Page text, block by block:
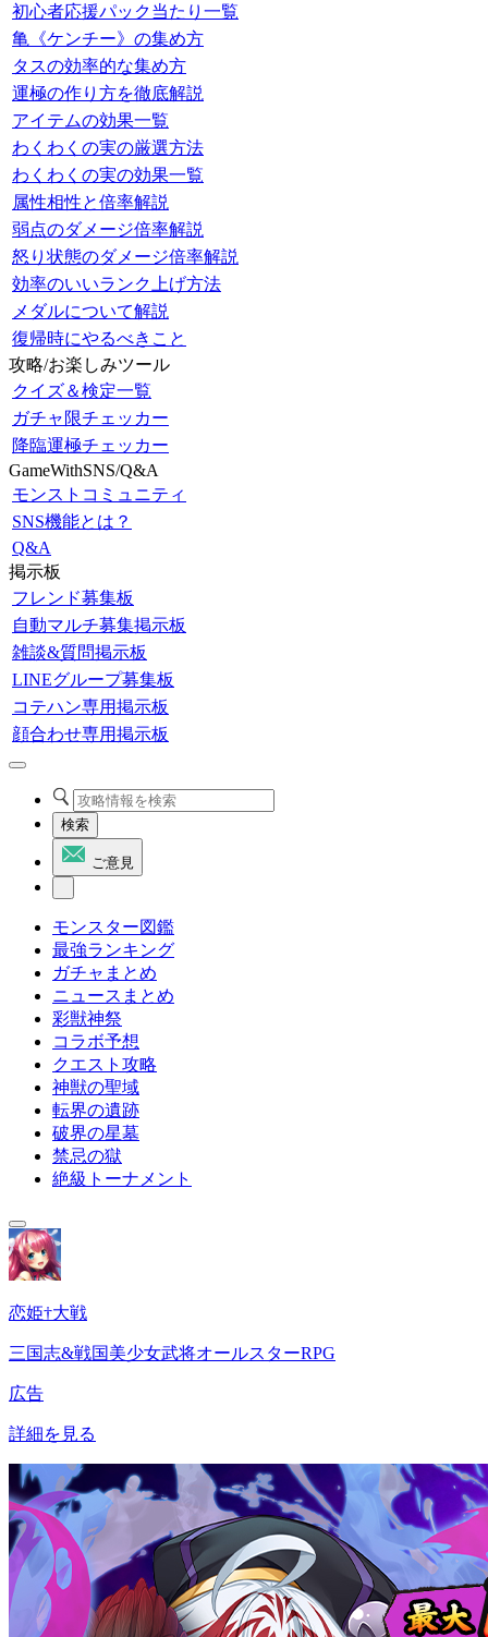
初心者応援パック当たり一覧
亀《ケンチー》の集め方
タスの効率的な集め方
運極の作り方を徹底解説
アイテムの効果一覧
わくわくの実の厳選方法
わくわくの実の効果一覧
属性相性と倍率解説
弱点のダメージ倍率解説
怒り状態のダメージ倍率解説
効率のいいランク上げ方法
メダルについて解説
復帰時にやるべきこと
攻略/お楽しみツール
クイズ＆検定一覧
ガチャ限チェッカー
降臨運極チェッカー
GameWithSNS/Q&A
モンストコミュニティ
SNS機能とは？
Q&A
掲示板
フレンド募集板
自動マルチ募集掲示板
雑談&質問掲示板
LINEグループ募集板
コテハン専用掲示板
顔合わせ専用掲示板
検索
ご意見
モンスター図鑑
最強ランキング
ガチャまとめ
ニュースまとめ
彩獣神祭
コラボ予想
クエスト攻略
神獣の聖域
転界の遺跡
破界の星墓
禁忌の獄
絶級トーナメント
恋姫†大戦
三国志&戦国美少女武将オールスターRPG
広告
詳細を見る